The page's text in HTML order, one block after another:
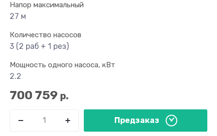
Напор максимальный
27 м
Количество насосов
3 (2 раб + 1 рез)
Мощность одного насоса, кВт
2.2
700 759 р.
Предзаказ